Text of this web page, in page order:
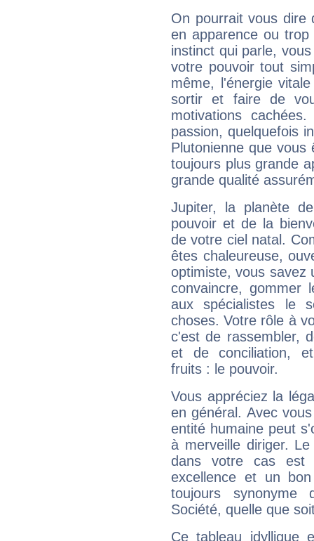
On pourrait vous dire
en apparence ou
instinct qui parle,
votre pouvoir tout
même, l'énergie
sortir et faire de
motivations
passion, quelquefois
Plutonienne que
toujours plus grande
grande qualité
Jupiter, la planète
pouvoir et de la
de votre ciel natal.
êtes chaleureuse,
optimiste, vous savez
convaincre, gommer
aux spécialistes le
choses. Votre rôle à
c'est de rassembler,
et de conciliation,
fruits : le pouvoir.
Vous appréciez la
en général. Avec
entité humaine peut
à merveille diriger.
dans votre cas est
excellence et un
toujours synonyme
Société, quelle que
Ce tableau idyllique